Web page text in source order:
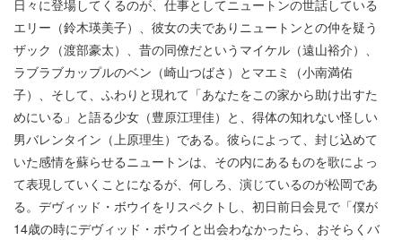
日々に登場してくるのが、仕事としてニュートンの世話している
エリー（鈴木瑛美子）、彼女の夫でありニュートンとの仲を疑う
ザック（渡部豪太）、昔の同僚だというマイケル（遠山裕介）、
ラブラブカップルのベン（崎山つばさ）とマエミ（小南満佑
子）、そして、ふわりと現れて「あなたをこの家から助け出すた
めにいる」と語る少女（豊原江理佳）と、得体の知れない怪しい
男バレンタイン（上原理生）である。彼らによって、封じ込めて
いた感情を蘇らせるニュートンは、その内にあるものを歌によっ
て表現していくことになるが、何しろ、演じているのが松岡であ
る。デヴィッド・ボウイをリスペクトし、初日前日会見で「僕が
14歳の時にデヴィッド・ボウイと出会わなかったら、おそらくバ